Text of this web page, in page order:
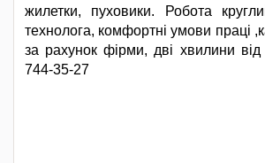
жилетки, пуховики. Робота
технолога, комфортні умови праці
за рахунок фірми, дві хвилини
744-35-27